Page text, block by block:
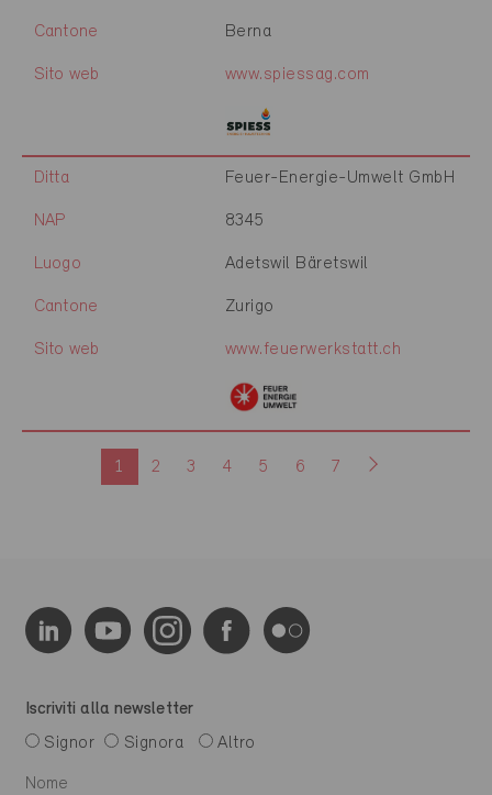
Cantone Berna
Sito web www.spiessag.com
Ditta Feuer-Energie-Umwelt GmbH
NAP 8345
Luogo Adetswil Bäretswil
Cantone Zurigo
Sito web www.feuerwerkstatt.ch
1 2 3 4 5 6 7
Iscriviti alla newsletter
Signor
Signora Altro